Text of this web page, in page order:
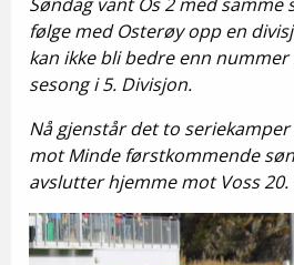
følge med Osterøy opp en
kan ikke bli bedre enn
sesong i 5. Divisjon.
Nå gjenstår det to
mot Minde førstkommende
avslutter hjemme mot Voss